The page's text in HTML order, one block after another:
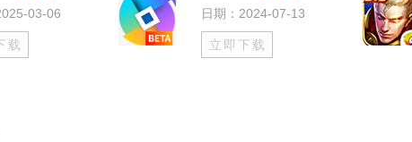
03-06
载
日期：2024-07-13
立即下载